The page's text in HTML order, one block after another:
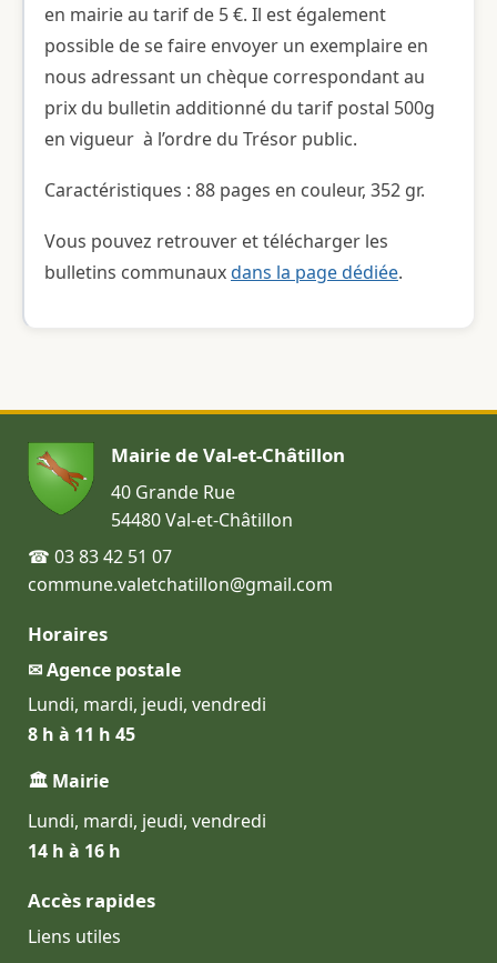
en mairie au tarif de 5 €. Il est également
possible de se faire envoyer un exemplaire en
nous adressant un chèque correspondant au
prix du bulletin additionné du tarif postal 500g
en vigueur à l’ordre du Trésor public.
Caractéristiques : 88 pages en couleur, 352 gr.
Vous pouvez retrouver et télécharger les
bulletins communauxdans la page dédiée.
Mairie de Val-et-Châtillon
40 Grande Rue
54480 Val-et-Châtillon
☎ 03 83 42 51 07
commune.valetchatillon@gmail.com
Horaires
✉ Agence postale
Lundi, mardi, jeudi, vendredi
8 h à 11 h 45
🏛 Mairie
Lundi, mardi, jeudi, vendredi
14 h à 16 h
Accès rapides
Liens utiles